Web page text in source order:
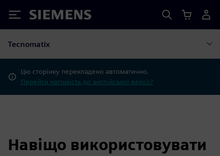
Siemens
Tecnomatix
Цю сторінку перекладено автоматично.
Перейти натомість до англійської версії?
Навіщо використовувати